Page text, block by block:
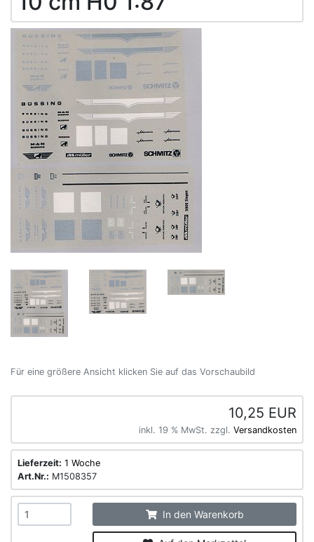
Für eine größere Ansicht klicken Sie auf das Vorschaubild
10,25 EUR
inkl. 19 % MwSt. zzgl. Versandkosten
Lieferzeit: 1 Woche
Art.Nr.: M1508357
In den Warenkorb